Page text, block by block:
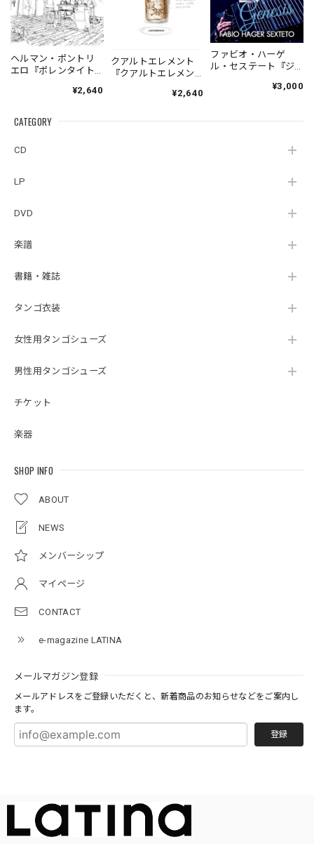
CATEGORY
CD
LP
DVD
楽譜
書籍・雑誌
タンゴ衣装
女性用タンゴシューズ
男性用タンゴシューズ
チケット
楽器
SHOP INFO
ABOUT
NEWS
メンバーシップ
マイページ
CONTACT
e-magazine LATINA
メールマガジン登録
メールアドレスをご登録いただくと、新着商品のお知らせなどをご案内し
ます。
登録
ヘルマン・ポントリ
エロ『ポレンタイト
Pontoriero『POLENT
la Ribera』
¥2,640
クアルトエレメント
『クアルトエレメン
Cuartoelemento『Cu
（007RECORDS-27）
¥2,640
ファビオ・ハーゲ
ル・セステート『ジ
¥3,000